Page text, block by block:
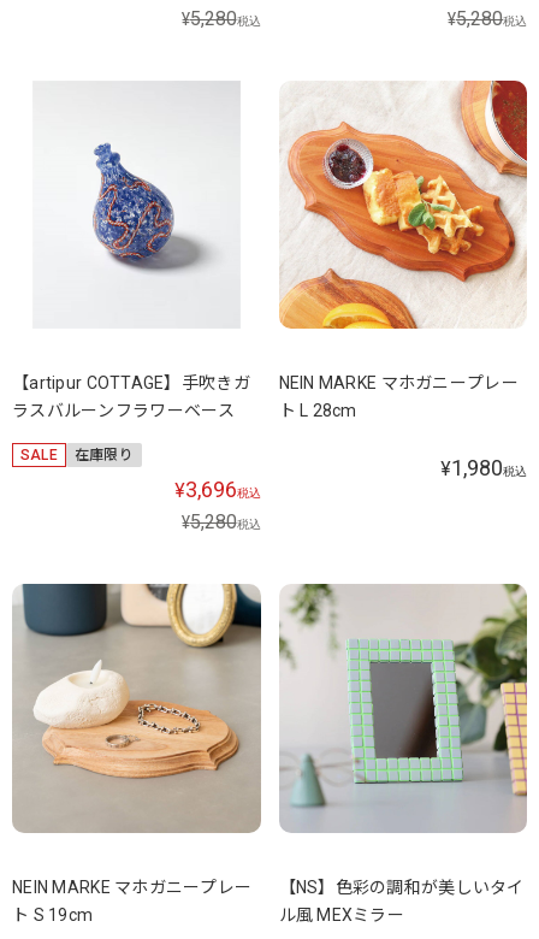
¥5,280税込 ¥5,280税込
【artipur COTTAGE】手吹きガ
ラスバルーンフラワーベース
SALE 在庫限り
¥3,696税込
¥5,280税込
NEIN MARKE マホガニープレー
ト L 28cm
¥1,980税込
NEIN MARKE マホガニープレー
ト S 19cm
【NS】色彩の調和が美しいタイ
ル風 MEXミラー